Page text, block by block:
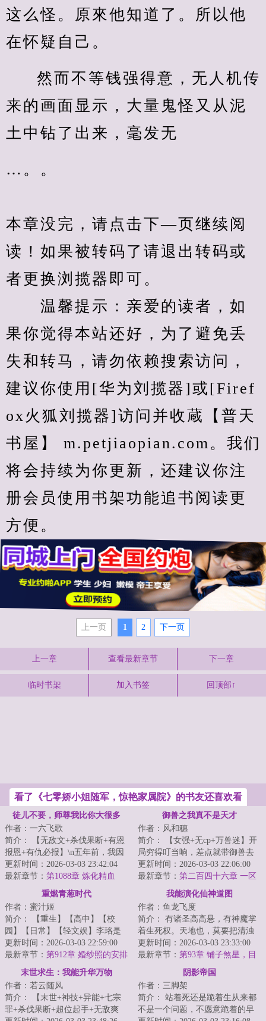
这么怪。原來他知道了。所以他
在怀疑自己。
然而不等钱强得意，无人机传
来的画面显示，大量鬼怪又从泥
土中钻了出来，毫发无
…。。
本章没完，请点击下—页继续阅
读！如果被转码了请退出转码或
者更换浏揽器即可。
温馨提示：亲爱的读者，如
果你觉得本站还好，为了避免丢
失和转马，请勿依赖搜索访问，
建议你使用[华为刘揽器]或[Firef
ox火狐刘揽器]访问并收蔵【普天
书屋】 m.petjiaopian.com。我们
将会持续为你更新，还建议你注
册会员使用书架功能追书阅读更
方便。
上一页 1 2 下一页
上一章 查看最新章节 下一章
临时书架 加入书签 回顶部↑
看了《七零娇小姐随军，惊艳家属院》的书友还喜欢看
徒儿不要，师尊我比你大很多
作者：一六飞歌
简介： 【无敌文+杀伐果断+有恩
报恩+有仇必报】\n五年前，我因
护妹心切打断了一个大家族公子...
更新时间：2026-03-03 23:42:04
最新章节： 第1088章 炼化精血
御兽之我真不是天才
作者：风和穗
简介： 【女强+无cp+万兽迷】开
局穷得叮当响，差点就带御兽去
吃土。好在半道觉醒，面板诞
生。...
更新时间：2026-03-03 22:06:00
最新章节： 第二百四十六章 一区
重燃青葱时代
作者：蜜汁姬
简介： 【重生】【高中】【校
园】【日常】【轻文娱】李珞是
一名35岁的无业……灵活就业
者。
更新时间：2026-03-03 22:59:00
最新章节： 第912章 婚纱照的安排
我能演化仙神道图
作者：鱼龙飞度
简介： 有诸圣高高悬，有神魔掌
着生死权。天地也，莫要把清浊
分辨，咱也趁乱成个仙！
<...
更新时间：2026-03-03 23:33:00
最新章节： 第93章 铺子煞星，目
标通宝月中拍卖会
末世求生：我能升华万物
作者：若云随风
简介： 【末世+神技+异能+七宗
罪+杀伐果断+超位起手+无敌爽
阴影帝国
作者：三脚架
简介： 站着死还是跪着生从来都
不是一个问题，不愿意跪着的早